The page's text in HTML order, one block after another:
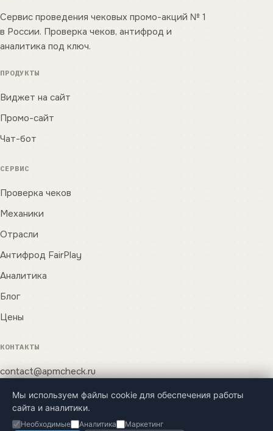
Сервис проведения чековых промо-акций № 1
в России. Проверка чеков, антифрод и
аналитика под ключ.
ПРОДУКТЫ
Виджет на сайт
Промо-сайт
Чат-бот
СЕРВИС
Проверка чеков
Механики
Отрасли
Антифрод FairPlay
Аналитика
Блог
Цены
КОНТАКТЫ
contact@apmcheck.ru
Оставить заявку
Мы используем файлы cookie для обеспечения работы
сайта и аналитики.
Необходимые Аналитика Маркетинг